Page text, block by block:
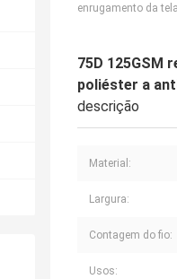
enrugamento da
75D 125GSM
poliéster a
descrição
Material:
Largura:
Contagem do fio:
Usos: